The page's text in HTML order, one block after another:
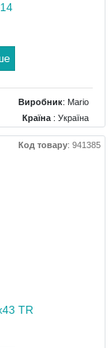
Виробник: Mario
Країна : Україна
Колір: Білий
: 140х100x1170
Код товару: 941385
TR